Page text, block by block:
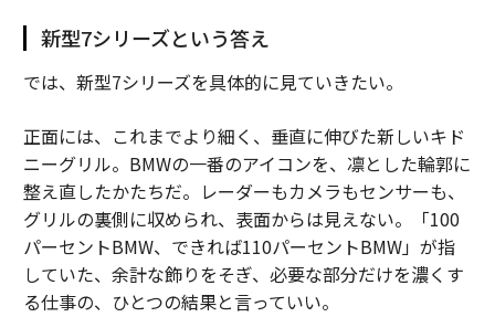
新型7シリーズという答え
では、新型7シリーズを具体的に見ていきたい。
正面には、これまでより細く、垂直に伸びた新しいキド
ニーグリル。BMWの一番のアイコンを、凛とした輪郭に
整え直したかたちだ。レーダーもカメラもセンサーも、
グリルの裏側に収められ、表面からは見えない。「100
パーセントBMW、できれば110パーセントBMW」が指
していた、余計な飾りをそぎ、必要な部分だけを濃くす
る仕事の、ひとつの結果と言っていい。